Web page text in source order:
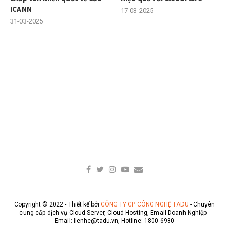
ICANN
31-03-2025
17-03-2025
Copyright © 2022 - Thiết kế bởi CÔNG TY CP CÔNG NGHỆ TADU - Chuyên
cung cấp dịch vụ Cloud Server, Cloud Hosting, Email Doanh Nghiệp -
Email: lienhe@tadu.vn, Hotline: 1800 6980